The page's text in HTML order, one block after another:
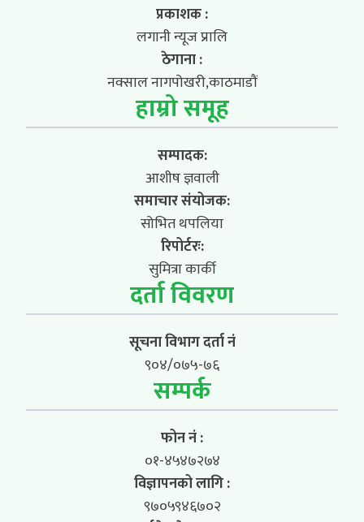
प्रकाशक :
लगानी न्यूज प्रालि
ठेगाना :
नक्साल नागपोखरी,काठमाडौं
हाम्रो समूह
सम्पादक:
आशीष ज्ञवाली
समाचार संयोजक:
सोभित थपलिया
रिपोर्टरः:
सुमित्रा कार्की
दर्ता विवरण
सूचना विभाग दर्ता नं
९०४/०७५-७६
सम्पर्क
फोन नं :
०१-४५४७२७४
विज्ञापनको लागि :
९७०५९४६७०२